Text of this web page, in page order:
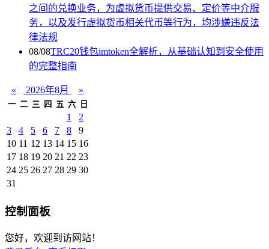
之间的兑换业务，为虚拟货币提供交易、定价等中介服
务，以及发行虚拟货币相关代币等行为，均涉嫌违反法
律法规
08/08TRC20钱包imtoken全解析，从基础认知到安全使用
的完整指南
« 2026年8月 »
一 二 三 四 五 六 日
1
2
3
4 5 6 7 8
9
10 11 12 13 14 15 16
17 18 19 20 21 22 23
24 25 26 27 28 29 30
31
控制面板
您好，欢迎到访网站！